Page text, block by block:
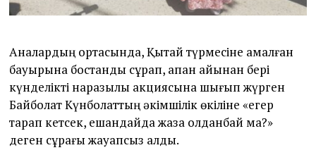
Аналардың ортасында, Қытай түрмесіне қамалған
бауырына бостандық сұрап, ақпан айынан бері
күнделікті наразылық акциясына шығып жүрген
Байболат Күнболаттың әкімшілік өкіліне «егер
тарап кетсек, ешқандайда жаза қолданбай ма?»
деген сұрағы жауапсыз қалды.